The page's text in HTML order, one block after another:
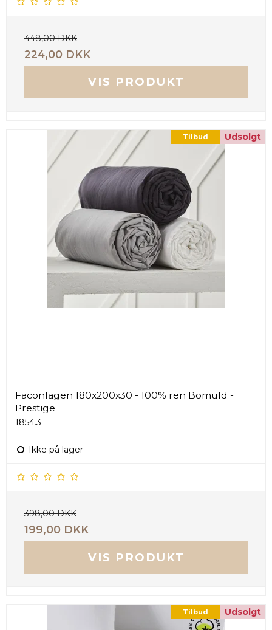
448,00 DKK
224,00 DKK
VIS PRODUKT
Tilbud Udsolgt
Faconlagen 180x200x30 - 100% ren Bomuld -
Prestige
1854.3
Ikke på lager
398,00 DKK
199,00 DKK
VIS PRODUKT
Tilbud Udsolgt